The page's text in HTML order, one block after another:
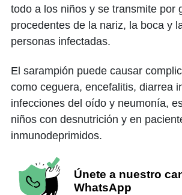
todo a los niños y se transmite por
procedentes de la nariz, la boca y
personas infectadas.
El sarampión puede causar
como ceguera, encefalitis, diarrea
infecciones del oído y neumonía,
niños con desnutrición y en
inmunodeprimidos.
Únete a nuestro
WhatsApp